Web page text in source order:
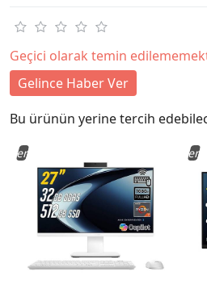
Geçici olarak temin
Gelince Haber Ver
Bu ürünün yerine tercih
Yeni Yeni